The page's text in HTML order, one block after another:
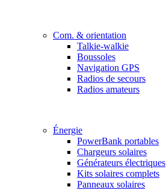
Com. & orientation
Talkie-walkie
Boussoles
Navigation GPS
Radios de secours
Radios amateurs
Énergie
PowerBank portables
Chargeurs solaires
Générateurs électriques
Kits solaires complets
Panneaux solaires